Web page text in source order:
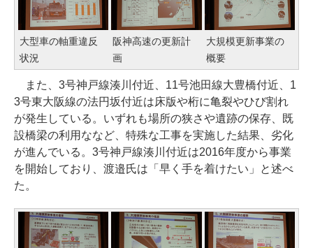
大型車の軸重違反
状況
阪神高速の更新計
画
大規模更新事業の
概要
また、3号神戸線湊川付近、11号池田線大豊橋付近、1
3号東大阪線の法円坂付近は床版や桁に亀裂やひび割れ
が発生している。いずれも場所の狭さや遺跡の保存、既
設橋梁の利用ななど、特殊な工事を実施した結果、劣化
が進んでいる。3号神戸線湊川付近は2016年度から事業
を開始しており、渡邉氏は「早く手を着けたい」と述べ
た。